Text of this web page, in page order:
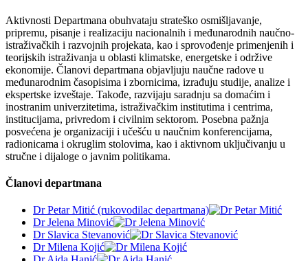
Aktivnosti Departmana obuhvataju strateško osmišljavanje,
pripremu, pisanje i realizaciju nacionalnih i međunarodnih naučno-
istraživačkih i razvojnih projekata, kao i sprovođenje primenjenih i
teorijskih istraživanja u oblasti klimatske, energetske i održive
ekonomije. Članovi departmana objavljuju naučne radove u
međunarodnim časopisima i zbornicima, izrađuju studije, analize i
ekspertske izveštaje. Takođe, razvijaju saradnju sa domaćim i
inostranim univerzitetima, istraživačkim institutima i centrima,
institucijama, privredom i civilnim sektorom. Posebna pažnja
posvećena je organizaciji i učešću u naučnim konferencijama,
radionicama i okruglim stolovima, kao i aktivnom uključivanju u
stručne i dijaloge o javnim politikama.
Članovi departmana
Dr Petar Mitić (rukovodilac departmana)
Dr Jelena Minović
Dr Slavica Stevanović
Dr Milena Kojić